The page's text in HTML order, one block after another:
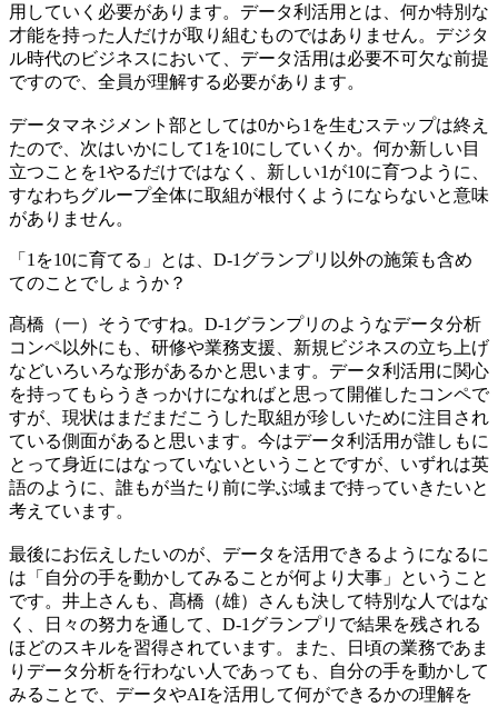
用していく必要があります。データ利活用とは、何か特別な
才能を持った人だけが取り組むものではありません。デジタ
ル時代のビジネスにおいて、データ活用は必要不可欠な前提
ですので、全員が理解する必要があります。
データマネジメント部としては0から1を生むステップは終え
たので、次はいかにして1を10にしていくか。何か新しい目
立つことを1やるだけではなく、新しい1が10に育つように、
すなわちグループ全体に取組が根付くようにならないと意味
がありません。
「1を10に育てる」とは、D-1グランプリ以外の施策も含め
てのことでしょうか？
髙橋（一） そうですね。D-1グランプリのようなデータ分析
コンペ以外にも、研修や業務支援、新規ビジネスの立ち上げ
などいろいろな形があるかと思います。データ利活用に関心
を持ってもらうきっかけになればと思って開催したコンペで
すが、現状はまだまだこうした取組が珍しいために注目され
ている側面があると思います。今はデータ利活用が誰しもに
とって身近にはなっていないということですが、いずれは英
語のように、誰もが当たり前に学ぶ域まで持っていきたいと
考えています。
最後にお伝えしたいのが、データを活用できるようになるに
は「自分の手を動かしてみることが何より大事」ということ
です。井上さんも、髙橋（雄）さんも決して特別な人ではな
く、日々の努力を通して、D-1グランプリで結果を残される
ほどのスキルを習得されています。また、日頃の業務であま
りデータ分析を行わない人であっても、自分の手を動かして
みることで、データやAIを活用して何ができるかの理解を